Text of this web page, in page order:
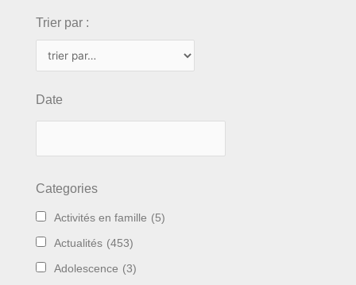
Trier par :
Date
Categories
Activités en famille (5)
Actualités (453)
Adolescence (3)